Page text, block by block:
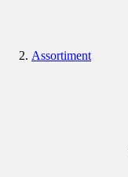
Assortiment